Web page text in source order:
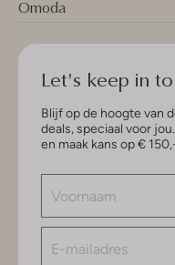
Omoda
Let's keep in
Blijf op de hoogte van
deals, speciaal voor
en maak kans op €